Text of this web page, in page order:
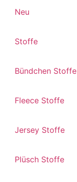
Neu
Stoffe
Bündchen Stoffe
Fleece Stoffe
Jersey Stoffe
Plüsch Stoffe